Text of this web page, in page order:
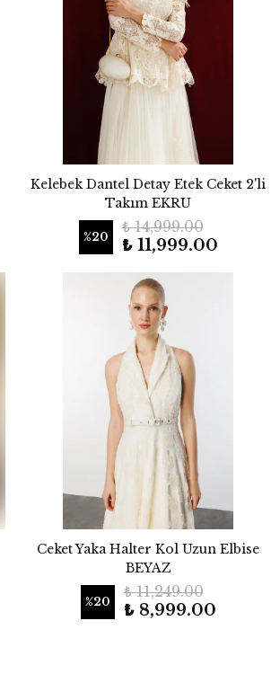
Kelebek Dantel Detay Etek Ceket 2'li
Takım EKRU
%20
₺ 14,999.00
₺ 11,999.00
Ceket Yaka Halter Kol Uzun Elbise
BEYAZ
%20
₺ 11,249.00
₺ 8,999.00